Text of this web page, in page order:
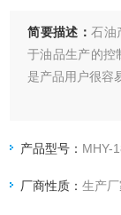
简要描述：石油
于油品生产的控
是产品用户很容
产品型号： MHY-
厂商性质：生产厂